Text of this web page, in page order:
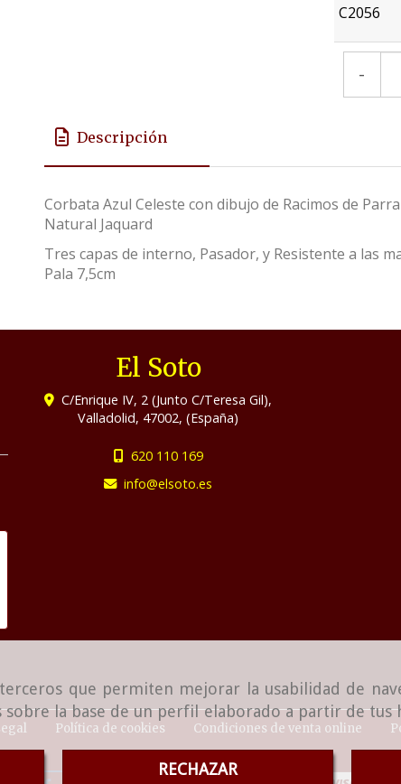
que permiten mejorar la usabilidad de
la base de un perfil elaborado a partir de
RECHAZAR
C2056
-
Descripción
Corbata Azul Celeste con dibujo de Racimos de
Natural Jaquard
Tres capas de interno, Pasador, y Resistente a las
Pala 7,5cm
El Soto
C/Enrique IV, 2 (Junto C/Teresa Gil),
Valladolid, 47002,(España)
620 110 169
info
elsoto.es
Política de cookies Condiciones de venta online